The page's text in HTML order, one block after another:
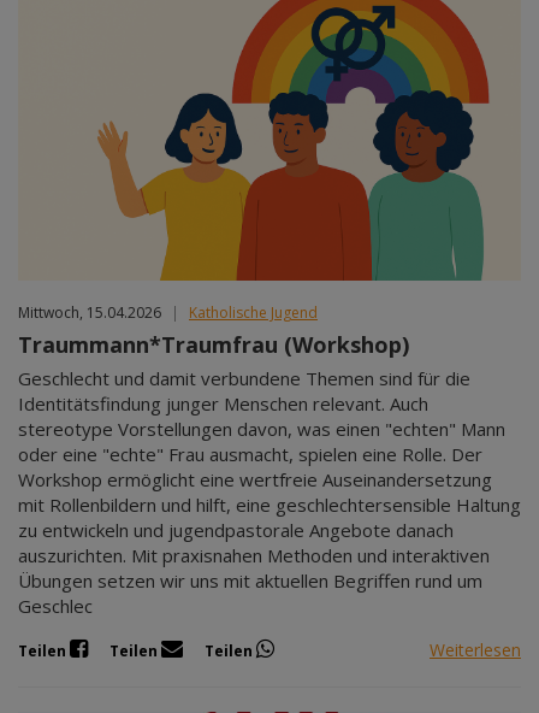
Mittwoch, 15.04.2026 | Katholische Jugend
Traummann*Traumfrau (Workshop)
Geschlecht und damit verbundene Themen sind für die
Identitätsfindung junger Menschen relevant. Auch
stereotype Vorstellungen davon, was einen "echten" Mann
oder eine "echte" Frau ausmacht, spielen eine Rolle. Der
Workshop ermöglicht eine wertfreie Auseinandersetzung
mit Rollenbildern und hilft, eine geschlechtersensible Haltung
zu entwickeln und jugendpastorale Angebote danach
auszurichten. Mit praxisnahen Methoden und interaktiven
Übungen setzen wir uns mit aktuellen Begriffen rund um
Geschlec
Teilen Teilen Teilen Weiterlesen